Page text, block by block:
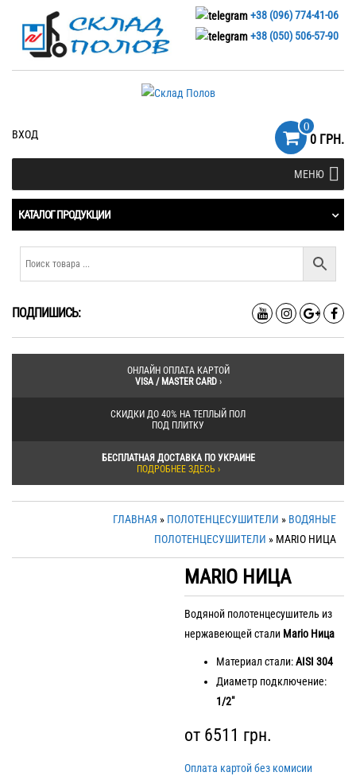
+38 (096) 774-41-06
+38 (050) 506-57-90
ВХОД
0
0 ГРН.
МЕНЮ
КАТАЛОГ ПРОДУКЦИИ
ПОДПИШИСЬ:
ОНЛАЙН ОПЛАТА КАРТОЙ
VISA / MASTER CARD›
СКИДКИ ДО 40% НА ТЕПЛЫЙ ПОЛ
ПОД ПЛИТКУ
БЕСПЛАТНАЯ ДОСТАВКА ПО УКРАИНЕ
ПОДРОБНЕЕ ЗДЕСЬ ›
ГЛАВНАЯ » ПОЛОТЕНЦЕСУШИТЕЛИ » ВОДЯНЫЕ
ПОЛОТЕНЦЕСУШИТЕЛИ » MARIO НИЦА
MARIO НИЦА
Водяной полотенцесушитель из
нержавеющей стали Mario Ница
Материал стали:АІSI 304
Диаметр подключение:
1/2″
от 6511 грн.
Оплата картой без комисии